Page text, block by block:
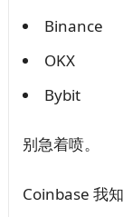
Binance
OKX
Bybit
别急着喷。
Coinbase 我知